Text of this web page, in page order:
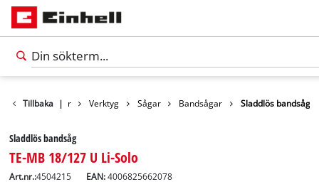
Tillbaka |
Produkter Verktyg Sågar Bandsågar Sladdlös bandsåg
Sladdlös bandsåg
TE-MB 18/127 U Li-Solo
Art.nr.:4504215 EAN:4006825662078